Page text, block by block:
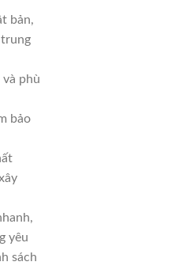
bản,
trung
phù
bảo
yêu
sách